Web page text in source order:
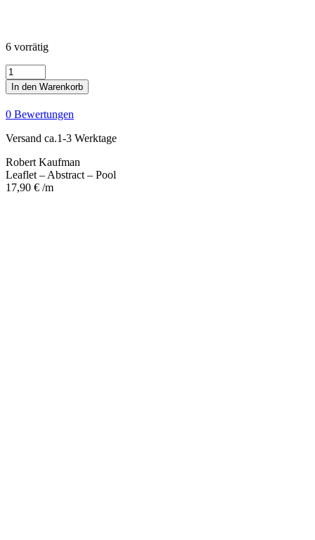
6 vorrätig
Leaflet
-
Abstract
-
Pool
Menge
In den Warenkorb
0 Bewertungen
Versand ca.1-3 Werktage
Robert Kaufman
Leaflet – Abstract – Pool
17,90 € /m